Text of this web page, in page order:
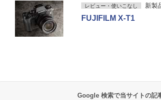
レビュー・使いこなし 新製
FUJIFILM X-T1
Google 検索で当サイトの記